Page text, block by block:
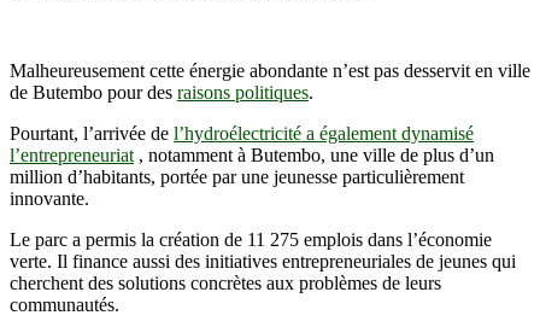
Malheureusement cette énergie abondante n’est pas desservit en ville
de Butembo pour des raisons politiques.
Pourtant, l’arrivée de l’hydroélectricité a également dynamisé
l’entrepreneuriat , notamment à Butembo, une ville de plus d’un
million d’habitants, portée par une jeunesse particulièrement
innovante.
Le parc a permis la création de 11 275 emplois dans l’économie
verte. Il finance aussi des initiatives entrepreneuriales de jeunes qui
cherchent des solutions concrètes aux problèmes de leurs
communautés.